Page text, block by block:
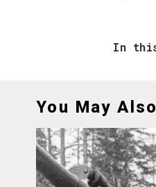
In
You May